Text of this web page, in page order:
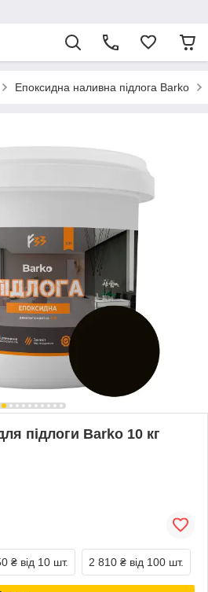
Епоксидна наливна підлога Barko
підлоги Barko 10 кг
₴ від 10 шт. 2 810 ₴ від 100 шт.